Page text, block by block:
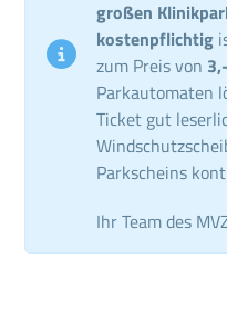
großen
kostenpflichtig
zum Preis von
Parkautomaten
Ticket gut
Parkscheins
Ihr Team des